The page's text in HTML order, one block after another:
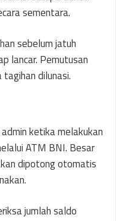
sementara.
sebelum jatuh
lancar. Pemutusan
dilunasi.
ketika melakukan
ATM BNI. Besar
dipotong otomatis
jumlah saldo